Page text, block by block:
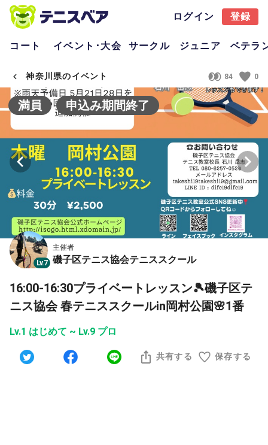
ログイン 登録
コート イベント･大会 サークル ジュニア ベテラ
神奈川県のイベント 84 0
満員 申込み期間終了
Lv.7
主催者
磯子区テニス協会テニススクール
16:00-16:30プライベートレッスン🎾磯子区テ
ニス協会 春テニススクールin岡村公園🌸1番
Lv.1 はじめて ~ Lv.9 プロ
共有する 保存する